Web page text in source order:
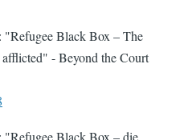
Black Box – The
- Beyond the Court
Black Box – die